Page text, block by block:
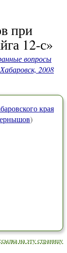
при
12-с»
вопросы
2008
края
)
на эту страницу